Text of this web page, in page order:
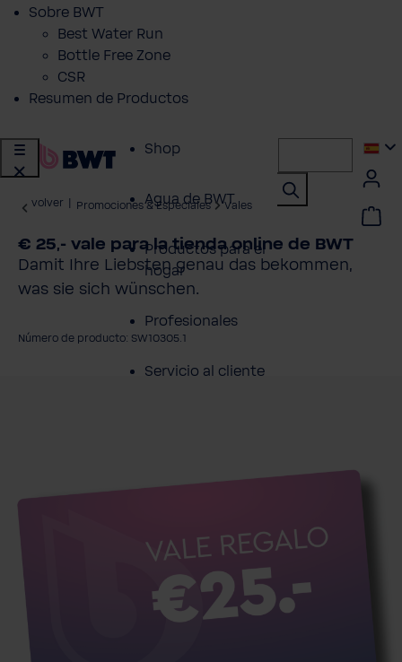
Sobre BWT
Best Water Run
Bottle Free Zone
CSR
Resumen de Productos
Shop
Agua de BWT
Productos para el
hogar
Profesionales
Servicio al cliente
Productos
volver Promociones & Especiales Vales
€ 25,- vale para la tienda online de BWT
Damit Ihre Liebsten genau das bekommen,
was sie sich wünschen.
Número de producto: SW10305.1